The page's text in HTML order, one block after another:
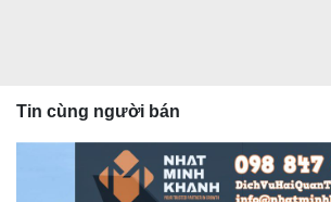
Tin cùng người bán